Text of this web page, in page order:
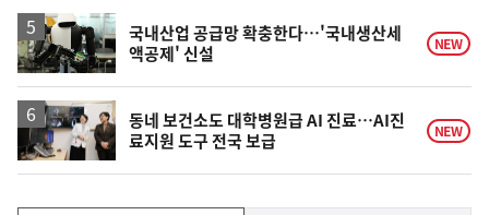
국내산업 공급망 확충한다…'국내생산세
액공제' 신설
NEW
동네 보건소도 대학병원급 AI 진료…AI진
료지원 도구 전국 보급
NEW